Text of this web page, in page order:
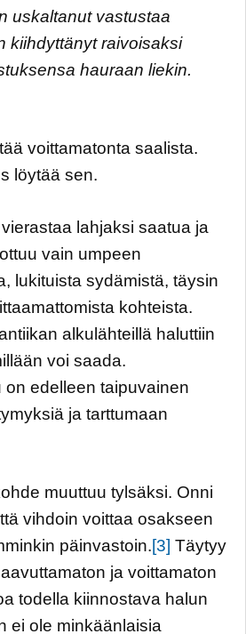
uskaltanut vastustaa
kiihdyttänyt raivoisaksi
hauraan liekin.
voittamatonta saalista.
löytää sen.
lahjaksi saatua ja
vain umpeen
lukituista sydämistä, täysin
kohteista.
alkulähteillä haluttiin
voi saada.
on edelleen taipuvainen
ja tarttumaan
muuttuu tylsäksi. Onni
vihdoin voittaa osakseen
päinvastoin.[3] Täytyy
ja voittamaton
todella kiinnostava halun
ei ole minkäänlaisia